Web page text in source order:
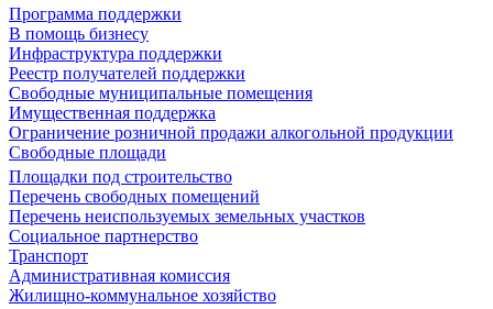
Программа поддержки
В помощь бизнесу
Инфраструктура поддержки
Реестр получателей поддержки
Свободные муниципальные помещения
Имущественная поддержка
Ограничение розничной продажи алкогольной продукции
Свободные площади
Площадки под строительство
Перечень свободных помещений
Перечень неиспользуемых земельных участков
Социальное партнерство
Транспорт
Административная комиссия
Жилищно-коммунальное хозяйство